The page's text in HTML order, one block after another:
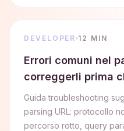
DEVELOPER 12 MIN
Errori comuni nel
correggerli prima
Guida troubleshooting
parsing URL: protocollo
percorso rotto, query